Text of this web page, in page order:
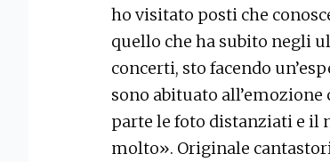
ho visitato posti che
quello che ha subito negli
concerti, sto facendo
sono abituato all’emozione
parte le foto distanziati e il
molto». Originale